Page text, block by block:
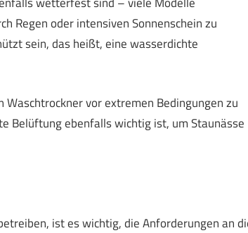
Regen oder intensiven Sonnenschein zu
sein, das heißt, eine wasserdichte
vor extremen Bedingungen zu
Belüftung ebenfalls wichtig ist, um Staunässe
ist es wichtig, die Anforderungen an